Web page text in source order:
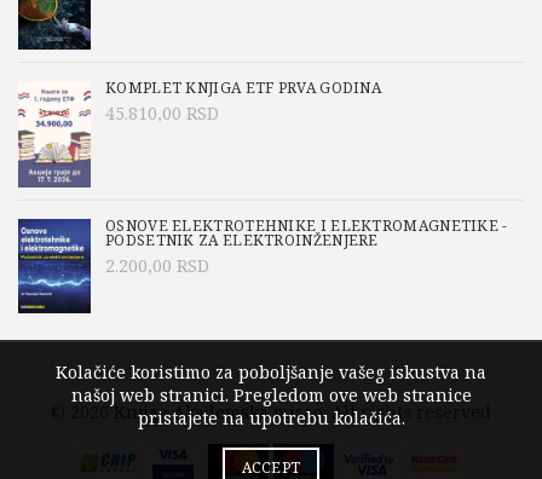
KOMPLET KNJIGA ETF PRVA GODINA
45.810,00 RSD
OSNOVE ELEKTROTEHNIKE I ELEKTROMAGNETIKE -
PODSETNIK ZA ELEKTROINŽENJERE
2.200,00 RSD
© 2026 Knjige Akademska misao. All rights reserved
Kolačiće koristimo za poboljšanje vašeg iskustva na
našoj web stranici. Pregledom ove web stranice
pristajete na upotrebu kolačića.
ACCEPT